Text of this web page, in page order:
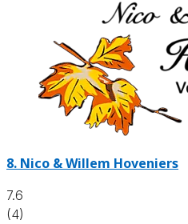
8. Nico & Willem Hoveniers
7.6
(4)